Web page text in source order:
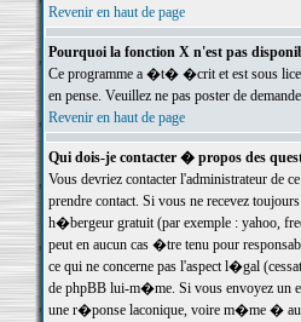
Revenir en haut de page
Pourquoi la fonction X n'est pas
Ce programme a �t� �crit et est sous
en pense. Veuillez ne pas poster de
Revenir en haut de page
Qui dois-je contacter � propos des
Vous devriez contacter l'administrateur de
prendre contact. Si vous ne recevez
h�bergeur gratuit (par exemple : yahoo,
peut en aucun cas �tre tenu pour
ce qui ne concerne pas l'aspect l�gal
de phpBB lui-m�me. Si vous envoyez un
une r�ponse laconique, voire m�me �